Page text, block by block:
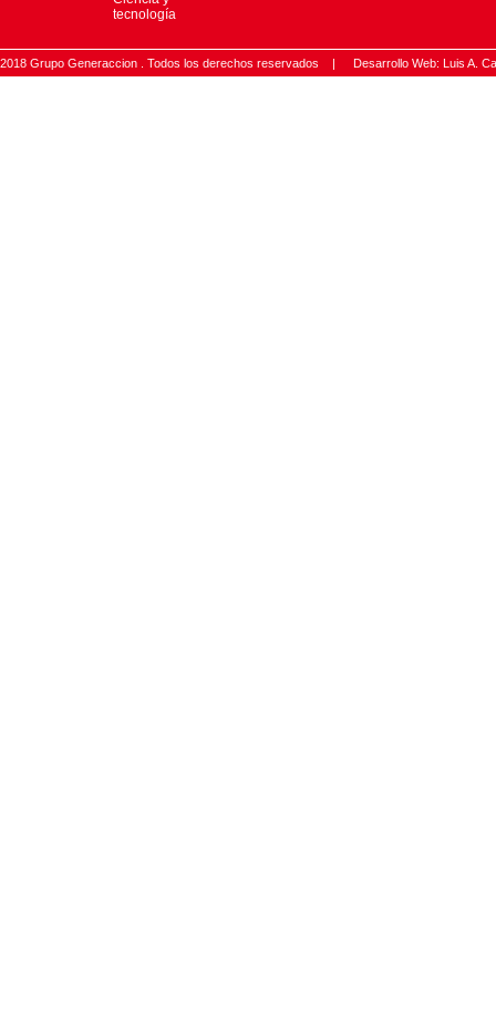
tecnología
2018 Grupo Generaccion . Todos los derechos reservados | Desarrollo Web: Luis